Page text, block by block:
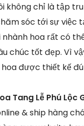
không chỉ là tập
sóc tới sự việc
nhành hoa rất có
chúc tốt đẹp. Vì
được thiết kế
Tang Lễ Phú Lộc
& ship hàng